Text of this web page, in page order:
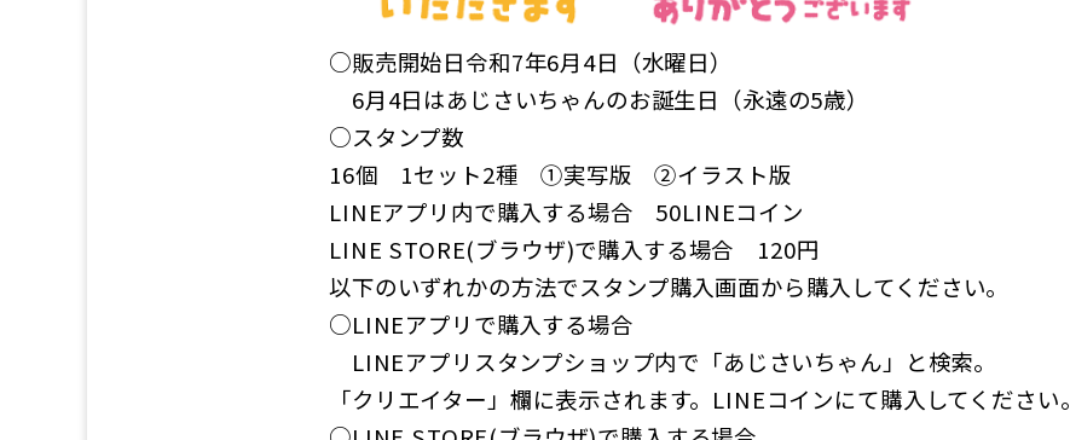
○販売開始日令和7年6月4日（水曜日）
6月4日はあじさいちゃんのお誕生日（永遠の5歳）
○スタンプ数
16個 1セット2種 ①実写版 ②イラスト版
LINEアプリ内で購入する場合 50LINEコイン
LINE STORE(ブラウザ)で購入する場合 120円
以下のいずれかの方法でスタンプ購入画面から購入してください。
○LINEアプリで購入する場合
LINEアプリスタンプショップ内で「あじさいちゃん」と検索。
「クリエイター」欄に表示されます。LINEコインにて購入してください。